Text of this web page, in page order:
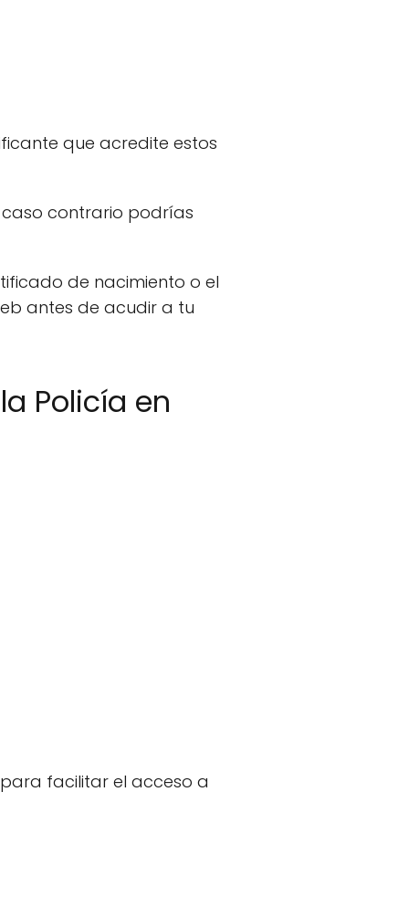
que acredite estos
contrario podrías
de nacimiento o el
antes de acudir a tu
Policía en
facilitar el acceso a